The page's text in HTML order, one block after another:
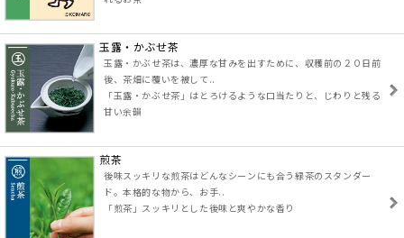
玉露・かぶせ茶
玉露・かぶせ茶は、濃厚な甘みを出すために、収穫前の２０日前
後、茶畑に覆いを被して..
「玉露・かぶせ茶」はとろけるような口当たりと、じわりと残る
甘い余韻
煎茶
後味スッキリな煎茶はどんなシーンにも合う緑茶のスタンダー
ド。本格的な物から、お手..
「煎茶」スッキリとした後味と爽やかな香り